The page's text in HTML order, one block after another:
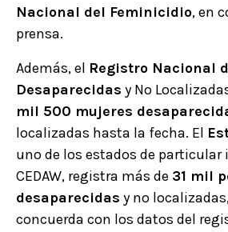
Nacional del Feminicidio, en
prensa.
Además, el Registro Nacional
Desaparecidas y No
mil 500 mujeres
localizadas hasta la fecha. El
uno de los estados de particular
CEDAW, registra más de 31 mil
desaparecidas y no
concuerda con los datos del